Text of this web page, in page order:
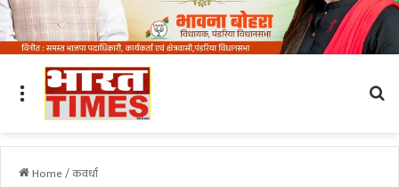
Menu
Home/कवर्धा